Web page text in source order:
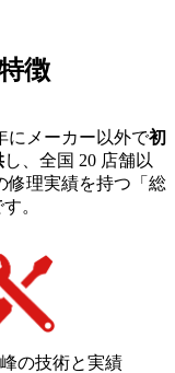
徴
にメーカー以外で初
し、全国 20 店舗以
修理実績を持つ「総
。
の技術と実績